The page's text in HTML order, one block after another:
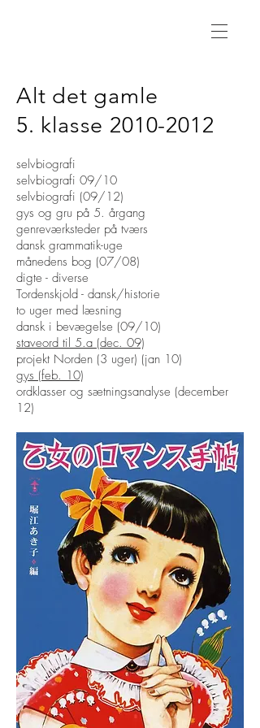
Alt det gamle
5. klasse 2010-2012
selvbiografi
selvbiografi 09/10
selvbiografi (09/12)
gys og gru på 5. årgang
genreværksteder på tværs
dansk grammatik-uge
månedens bog (07/08)
digte - diverse
Tordenskjold - dansk/historie
to uger med læsning
dansk i bevægelse (09/10)
staveord til 5.a (dec. 09)
projekt Norden (3 uger) (jan 10)
gys (feb. 10)
ordklasser og sætningsanalyse (december
12)